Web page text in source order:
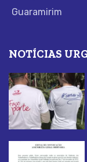
Guaramirim
NOTÍCIAS